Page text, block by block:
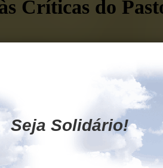
Críticas do
refutações
Verdade, em
seit026.htm
Seja Solidário!